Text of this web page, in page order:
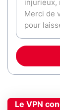
Le VPN